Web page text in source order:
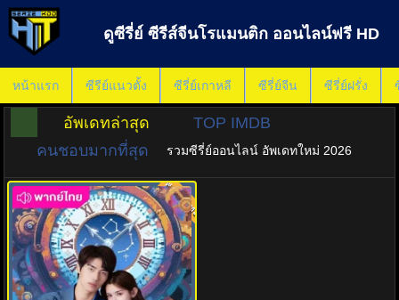
ดูซีรี่ย์ ซีรีส์จีนโรแมนติก ออนไลน์ฟรี HD
หน้าแรก ซีรีย์แนวตั้ง ซีรี่ย์เกาหลี ซีรี่ย์จีน ซีรี่ย์ฝรั่ง
อัพเดทล่าสุด
TOP IMDB
คนชอบมากที่สุด
รวมซีรี่ย์ออนไลน์ อัพเดทใหม่ 2026
9.0 พากย์ไทย